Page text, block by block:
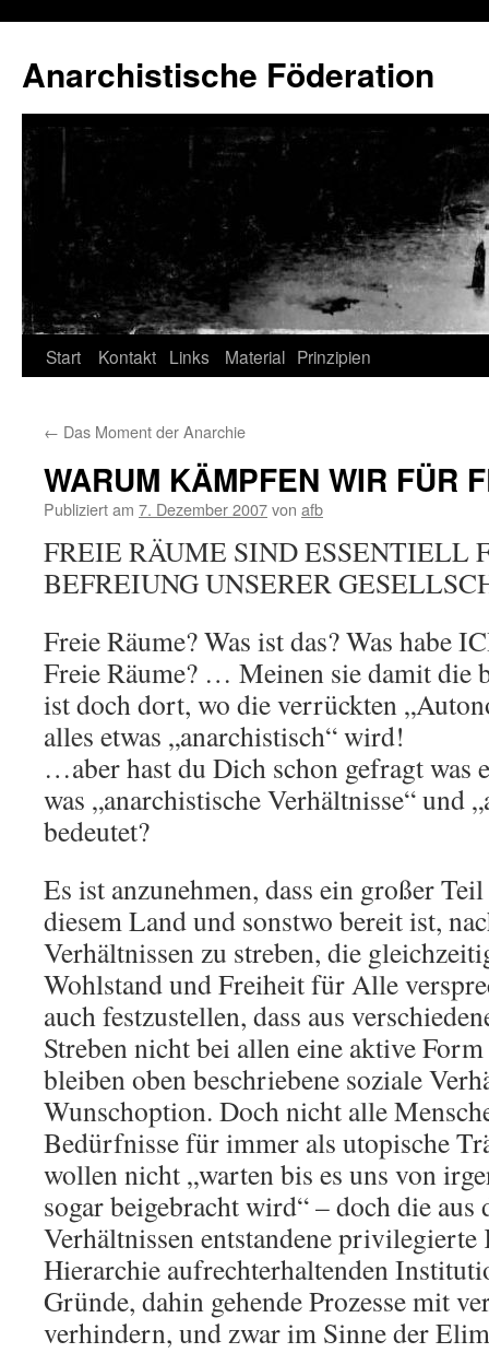
Anarchistische Föderation
Zum
springen
Start Kontakt Links Material Prinzipien
← Das Moment der Anarchie
WARUM KÄMPFEN WIR FÜR
Publiziert am 7. Dezember 2007von afb
FREIE RÄUME SIND ESSENTIELL
BEFREIUNG UNSERER
Freie Räume? Was ist das? Was habe
Freie Räume? … Meinen sie damit die
ist doch dort, wo die verrückten
alles etwas „anarchistisch“ wird!
…aber hast du Dich schon gefragt was
was „anarchistische Verhältnisse“ und
bedeutet?
Es ist anzunehmen, dass ein großer
diesem Land und sonstwo bereit ist,
Verhältnissen zu streben, die
Wohlstand und Freiheit für Alle
auch festzustellen, dass aus
Streben nicht bei allen eine aktive
bleiben oben beschriebene soziale
Wunschoption. Doch nicht alle
Bedürfnisse für immer als utopische
wollen nicht „warten bis es uns von
sogar beigebracht wird“ – doch die
Verhältnissen entstandene privilegierte
Hierarchie aufrechterhaltenden
Gründe, dahin gehende Prozesse mit
verhindern, und zwar im Sinne der